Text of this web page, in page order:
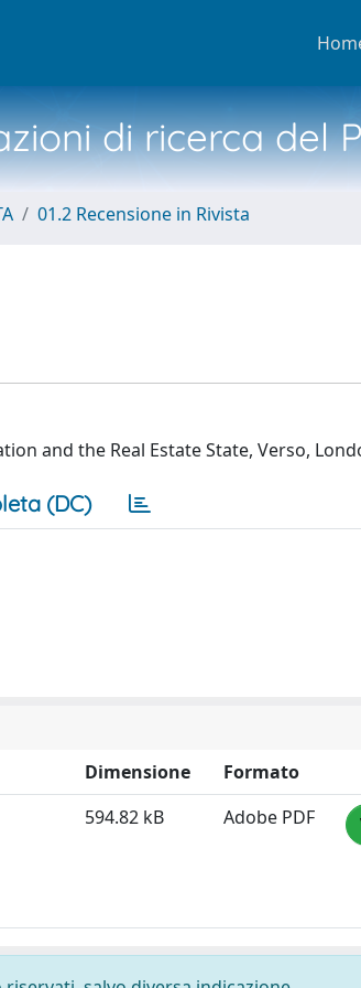
di ricerca del
01.2 Recensione in Rivista
and the Real Estate State, Verso,
(DC)
Dimensione
Formato
594.82 kB Adobe PDF